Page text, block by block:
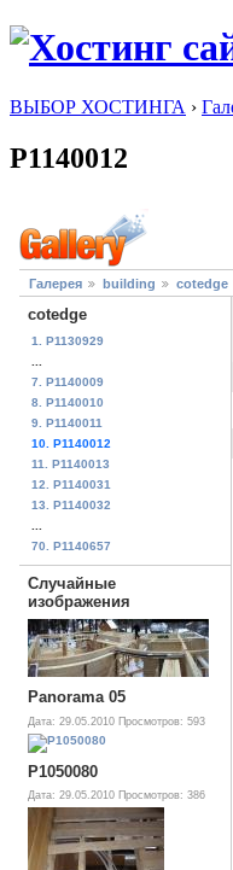
ВЫБОР ХОСТИНГА ›
P1140012
Галерея building cotedge
cotedge
1. P1130929
...
7. P1140009
8. P1140010
9. P1140011
10. P1140012
11. P1140013
12. P1140031
13. P1140032
...
70. P1140657
Случайные
изображения
Panorama 05
Дата: 29.05.2010 Просмотров: 593
P1050080
Дата: 29.05.2010 Просмотров: 386